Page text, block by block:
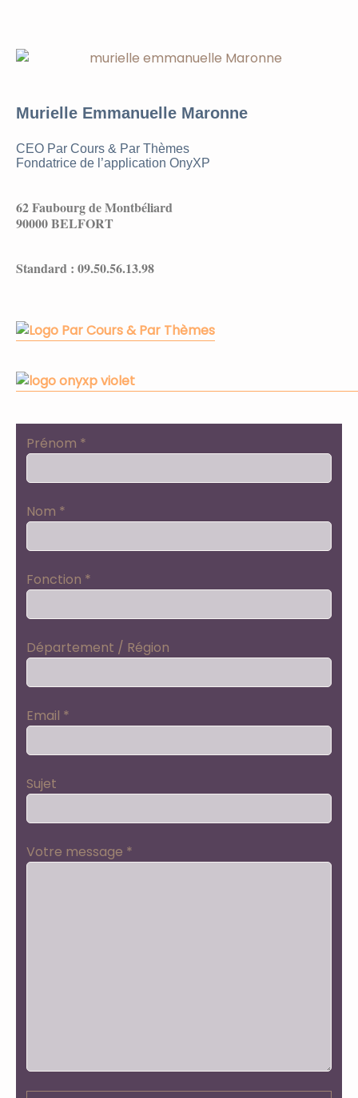
Murielle Emmanuelle Maronne
CEO Par Cours & Par Thèmes
Fondatrice de l’application OnyXP
62 Faubourg de Montbéliard
90000 BELFORT
Standard : 09.50.56.13.98
Prénom *
Nom *
Fonction *
Département / Région
Email *
Sujet
Votre message *